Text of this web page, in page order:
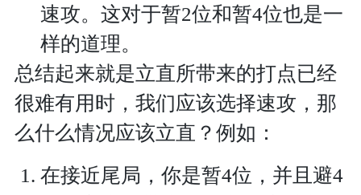
速攻。这对于暂2位和暂4位也是一
样的道理。
总结起来就是立直所带来的打点已经
很难有用时，我们应该选择速攻，那
么什么情况应该立直？例如：
在接近尾局，你是暂4位，并且避4